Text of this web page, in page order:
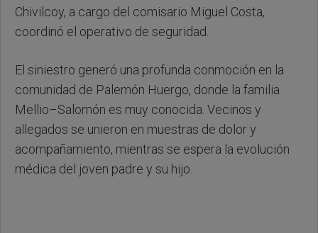
Chivilcoy, a cargo del comisario Miguel Costa,
coordinó el operativo de seguridad.
El siniestro generó una profunda conmoción en la
comunidad de Palemón Huergo, donde la familia
Mellio–Salomón es muy conocida. Vecinos y
allegados se unieron en muestras de dolor y
acompañamiento, mientras se espera la evolución
médica del joven padre y su hijo.